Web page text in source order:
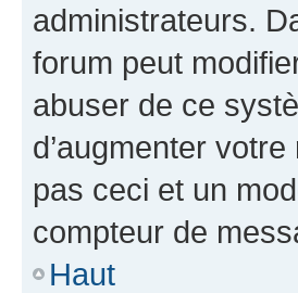
administrateurs.
forum peut
abuser de ce
d’augmenter
pas ceci et un
compteur de
Haut